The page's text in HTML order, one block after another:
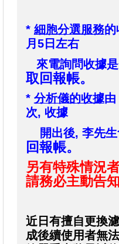
* 細胞分選服務的
月5日左右
來電詢問收據
取回報帳。
* 分析儀的收據由
次, 收據
開出後, 李先生
回報帳。
另有特殊情況
請務必主動告
近日有擅自更換
成後續使用者無